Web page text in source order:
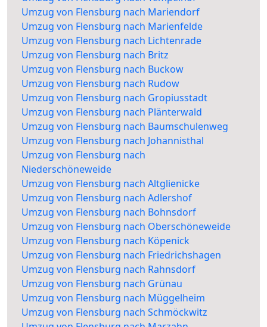
Umzug von Flensburg nach Mariendorf
Umzug von Flensburg nach Marienfelde
Umzug von Flensburg nach Lichtenrade
Umzug von Flensburg nach Britz
Umzug von Flensburg nach Buckow
Umzug von Flensburg nach Rudow
Umzug von Flensburg nach Gropiusstadt
Umzug von Flensburg nach Plänterwald
Umzug von Flensburg nach Baumschulenweg
Umzug von Flensburg nach Johannisthal
Umzug von Flensburg nach
Niederschöneweide
Umzug von Flensburg nach Altglienicke
Umzug von Flensburg nach Adlershof
Umzug von Flensburg nach Bohnsdorf
Umzug von Flensburg nach Oberschöneweide
Umzug von Flensburg nach Köpenick
Umzug von Flensburg nach Friedrichshagen
Umzug von Flensburg nach Rahnsdorf
Umzug von Flensburg nach Grünau
Umzug von Flensburg nach Müggelheim
Umzug von Flensburg nach Schmöckwitz